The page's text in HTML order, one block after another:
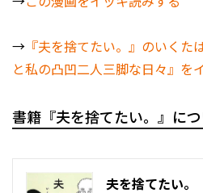
→ 『夫を捨てたい。』のいく
と私の凸凹二人三脚な日々』を
書籍『夫を捨てたい。』に
夫を捨てたい。